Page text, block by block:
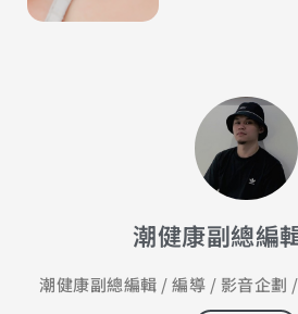
潮健康副總編
潮健康副總編輯 / 編導 / 影音企劃